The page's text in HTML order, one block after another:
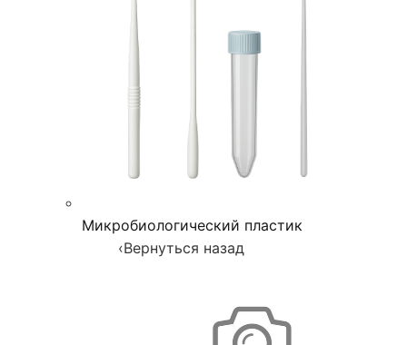
Микробиологический пластик
‹Вернуться назад